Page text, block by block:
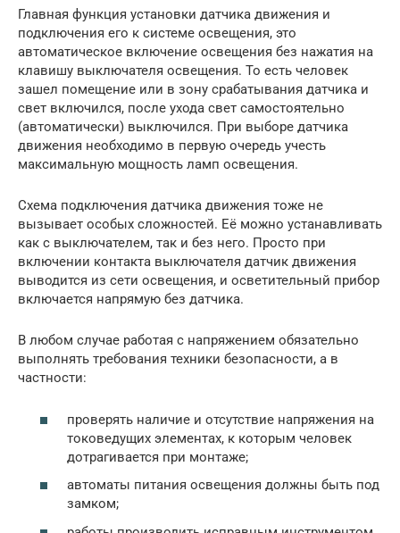
Главная функция установки датчика движения и
подключения его к системе освещения, это
автоматическое включение освещения без нажатия на
клавишу выключателя освещения. То есть человек
зашел помещение или в зону срабатывания датчика и
свет включился, после ухода свет самостоятельно
(автоматически) выключился. При выборе датчика
движения необходимо в первую очередь учесть
максимальную мощность ламп освещения.
Схема подключения датчика движения тоже не
вызывает особых сложностей. Её можно устанавливать
как с выключателем, так и без него. Просто при
включении контакта выключателя датчик движения
выводится из сети освещения, и осветительный прибор
включается напрямую без датчика.
В любом случае работая с напряжением обязательно
выполнять требования техники безопасности, а в
частности:
проверять наличие и отсутствие напряжения на
токоведущих элементах, к которым человек
дотрагивается при монтаже;
автоматы питания освещения должны быть под
замком;